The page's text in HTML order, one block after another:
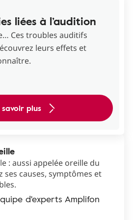
liées à l’audition
Ces troubles auditifs
leurs effets et
savoir plus
: aussi appelée oreille du
ses causes, symptômes et
d'experts Amplifon